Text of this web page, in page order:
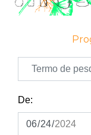
De: